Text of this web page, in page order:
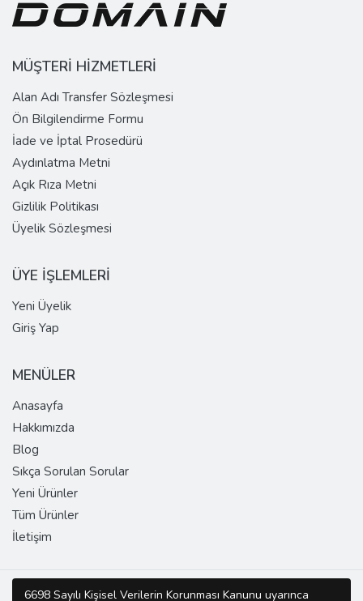
MÜŞTERİ HİZMETLERİ
Alan Adı Transfer Sözleşmesi
Ön Bilgilendirme Formu
İade ve İptal Prosedürü
Aydınlatma Metni
Açık Rıza Metni
Gizlilik Politikası
Üyelik Sözleşmesi
ÜYE İŞLEMLERİ
Yeni Üyelik
Giriş Yap
MENÜLER
Anasayfa
Hakkımızda
Blog
Sıkça Sorulan Sorular
Yeni Ürünler
Tüm Ürünler
İletişim
Copyright © 2026 SUPER DOMAIN Tüm Hakları Saklıdır.
6698 Sayılı Kişisel Verilerin Korunması Kanunu uyarınca